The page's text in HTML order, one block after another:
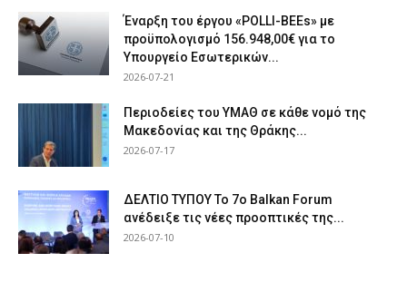
Έναρξη του έργου «POLLI-BEEs» με
προϋπολογισμό 156.948,00€ για το
Υπουργείο Εσωτερικών...
2026-07-21
Περιοδείες του ΥΜΑΘ σε κάθε νομό της
Μακεδονίας και της Θράκης...
2026-07-17
ΔΕΛΤΙΟ ΤΥΠΟΥ Το 7ο Balkan Forum
ανέδειξε τις νέες προοπτικές της...
2026-07-10